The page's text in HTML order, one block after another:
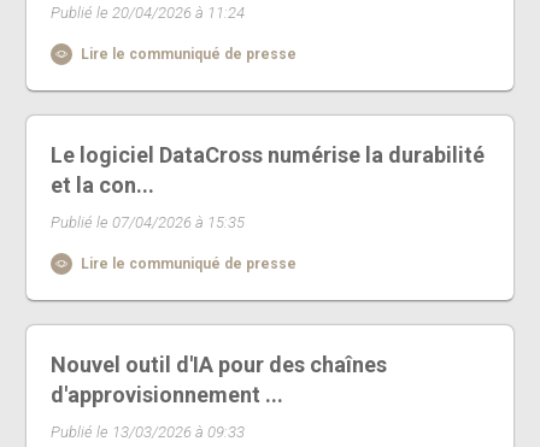
Publié le 20/04/2026 à 11:24
Lire le communiqué de presse
Le logiciel DataCross numérise la durabilité
et la con...
Publié le 07/04/2026 à 15:35
Lire le communiqué de presse
Nouvel outil d'IA pour des chaînes
d'approvisionnement ...
Publié le 13/03/2026 à 09:33